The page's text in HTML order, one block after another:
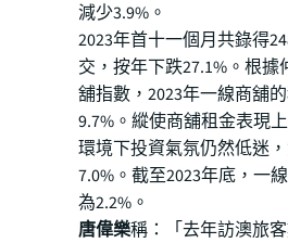
減少3.9%。
2023年首十一個月共錄得
交，按年下跌27.1%。根據
舖指數，2023年一線商舖
9.7%。縱使商舖租金表現
環境下投資氣氛仍然低迷
7.0%。截至2023年底，一
為2.2%。
唐偉樂稱：「去年訪澳旅